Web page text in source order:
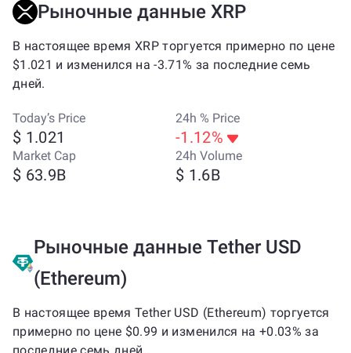
Рыночные данные XRP
В настоящее время XRP торгуется примерно по цене
$1.021 и изменился на -3.71% за последние семь
дней.
Today’s Price
$ 1.021
24h % Price
-1.12%
Market Cap
$ 63.9B
24h Volume
$ 1.6B
Рыночные данные Tether USD
(Ethereum)
В настоящее время Tether USD (Ethereum) торгуется
примерно по цене $0.99 и изменился на +0.03% за